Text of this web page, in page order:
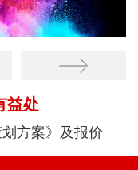
益处
方案》及报价